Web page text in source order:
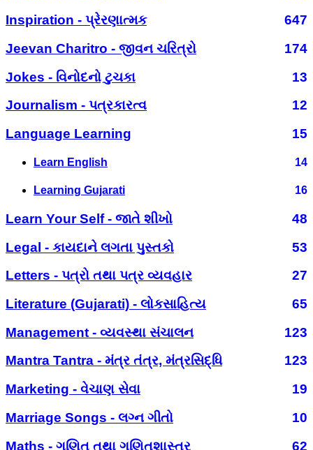
Inspiration - પ્રેરણાત્મક
647
Jeevan Charitro - જીવન ચરિત્રો
174
Jokes - વિનોદનો ટુચકા
13
Journalism - પત્રકારત્વ
12
Language Learning
15
Learn English 14
Learning Gujarati 16
Learn Your Self - જાતે શીખો
48
Legal - કાયદાને લગતા પુસ્તકો
53
Letters - પત્રો તથા પત્ર વ્યવહાર
27
Literature (Gujarati) - લોકસાહિત્ય
65
Management - વ્યવસ્થા સંચાલન
123
Mantra Tantra - મંત્ર તંત્ર, મંત્રસિદ્ધિ
123
Marketing - વેચાણ સેવા
19
Marriage Songs - લગ્ન ગીતો
10
Maths - ગણિત તથા ગણિતશાસ્ત્ર
62